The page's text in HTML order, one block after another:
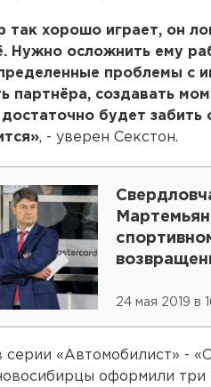
так хорошо играет, он
Нужно осложнить ему
проблемы с
партнёра, создавать
достаточно будет
, - уверен Секстон.
24 мая 2019 в
серии «Автомобилист» -
оформили три